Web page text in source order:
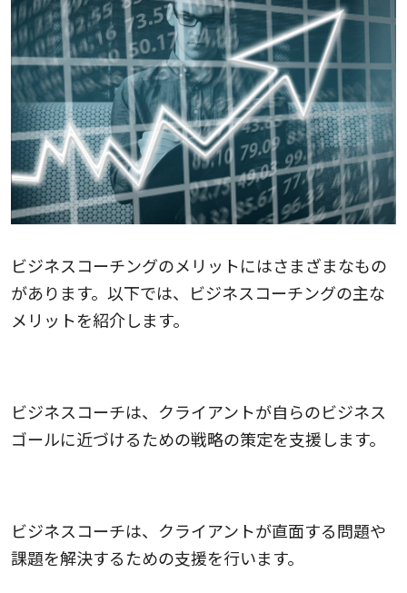
ビジネスコーチングのメリットにはさまざまなもの
があります。以下では、ビジネスコーチングの主な
メリットを紹介します。
ビジネスコーチは、クライアントが自らのビジネス
ゴールに近づけるための戦略の策定を支援します。
ビジネスコーチは、クライアントが直面する問題や
課題を解決するための支援を行います。